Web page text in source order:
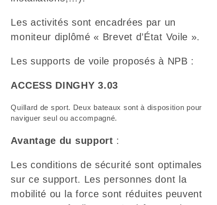
Les activités sont encadrées par un
moniteur diplômé « Brevet d’État Voile ».
Les supports de voile proposés à NPB :
ACCESS DINGHY 3.03
Quillard de sport. Deux bateaux sont à disposition pour
naviguer seul ou accompagné.
Avantage du support :
Les conditions de sécurité sont optimales
sur ce support. Les personnes dont la
mobilité ou la force sont réduites peuvent